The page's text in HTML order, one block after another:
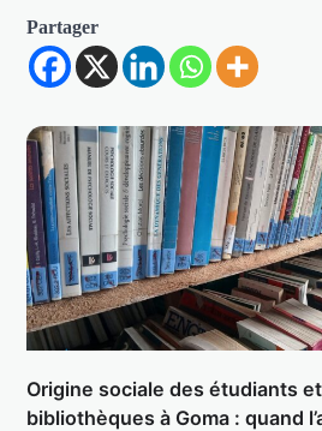
Partager
Origine sociale des étudiants
bibliothèques à Goma : quand